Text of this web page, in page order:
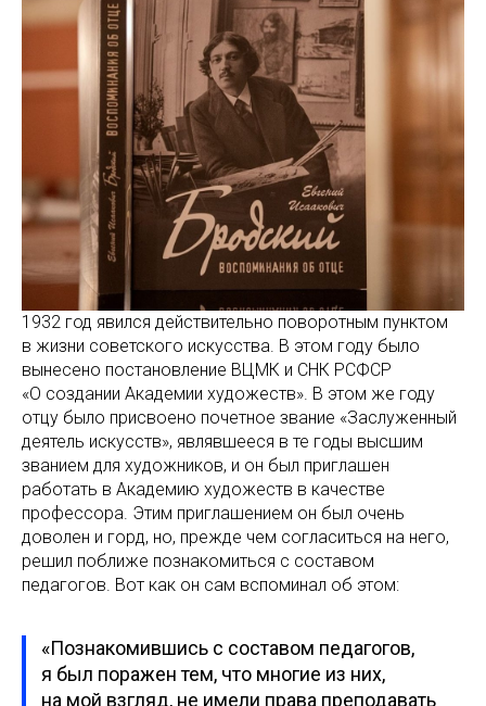
1932 год явился действительно поворотным пунктом
в жизни советского искусства. В этом году было
вынесено постановление ВЦМК и СНК РСФСР
«О создании Академии художеств». В этом же году
отцу было присвоено почетное звание «Заслуженный
деятель искусств», являвшееся в те годы высшим
званием для художников, и он был приглашен
работать в Академию художеств в качестве
профессора. Этим приглашением он был очень
доволен и горд, но, прежде чем согласиться на него,
решил поближе познакомиться с составом
педагогов. Вот как он сам вспоминал об этом:
«Познакомившись с составом педагогов,
я был поражен тем, что многие из них,
на мой взгляд, не имели права преподавать